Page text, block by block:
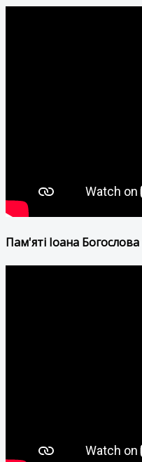
Пам'яті Іоана Богослова